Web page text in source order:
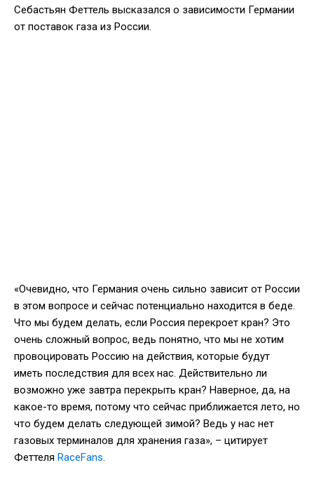
Себастьян Феттель высказался о зависимости Германии
от поставок газа из России.
«Очевидно, что Германия очень сильно зависит от России
в этом вопросе и сейчас потенциально находится в беде.
Что мы будем делать, если Россия перекроет кран? Это
очень сложный вопрос, ведь понятно, что мы не хотим
провоцировать Россию на действия, которые будут
иметь последствия для всех нас. Действительно ли
возможно уже завтра перекрыть кран? Наверное, да, на
какое-то время, потому что сейчас приближается лето, но
что будем делать следующей зимой? Ведь у нас нет
газовых терминалов для хранения газа», – цитирует
Феттеля RaceFans.